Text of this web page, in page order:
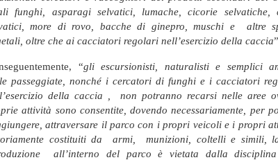
funghi, asparagi selvatici, lumache, cicorie selvatiche,
more di rovo, bacche di ginepro, muschi e altre
oltre che ai cacciatori regolari nell’esercizio della caccia
“gli escursionisti, naturalisti e semplici
passeggiate, nonché i cercatori di funghi e i cacciatori
della caccia , non potranno recarsi nelle aree
attività sono consentite, dovendo necessariamente, per
attraversare il parco con i propri veicoli e i propri
costituiti da armi, munizioni, coltelli e simili,
all’interno del parco è vietata dalla